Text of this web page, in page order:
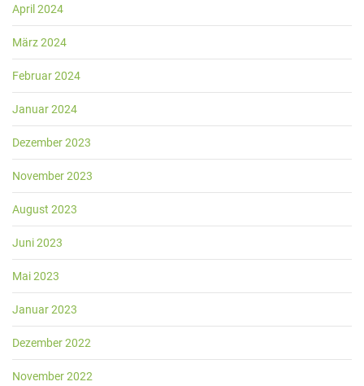
April 2024
März 2024
Februar 2024
Januar 2024
Dezember 2023
November 2023
August 2023
Juni 2023
Mai 2023
Januar 2023
Dezember 2022
November 2022